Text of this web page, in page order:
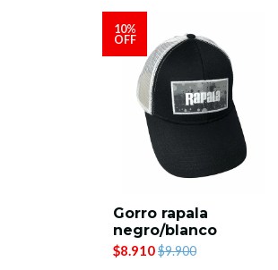
10%
OFF
Gorro rapala
negro/blanco
$8.910$9.900